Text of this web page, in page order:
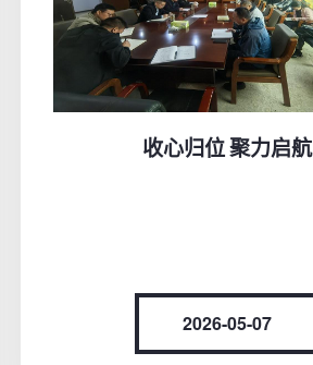
收心归位 聚力启航
2026-05-07